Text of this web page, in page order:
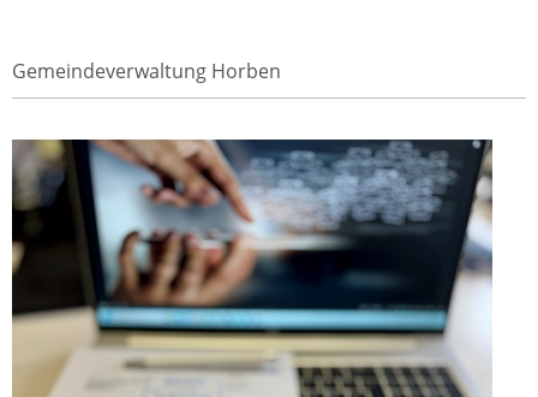
Gemeindeverwaltung Horben